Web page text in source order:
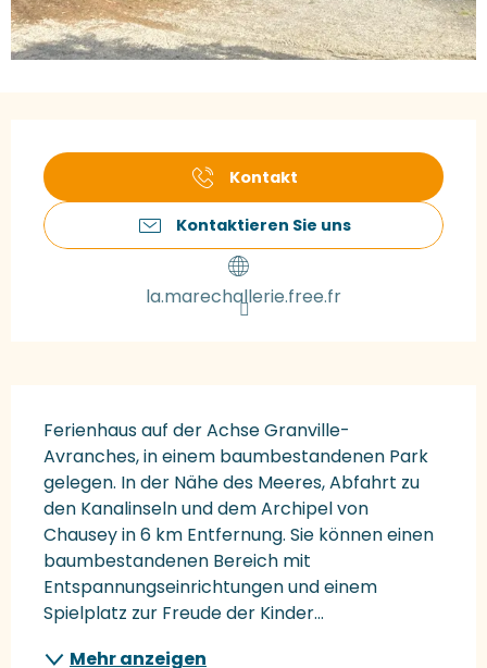
Kontakt
Kontaktieren Sie uns
la.marechallerie.free.fr
Ferienhaus auf der Achse Granville-
Avranches, in einem baumbestandenen Park
gelegen. In der Nähe des Meeres, Abfahrt zu
den Kanalinseln und dem Archipel von
Chausey in 6 km Entfernung. Sie können einen
baumbestandenen Bereich mit
Entspannungseinrichtungen und einem
Spielplatz zur Freude der Kinder...
Mehr anzeigen